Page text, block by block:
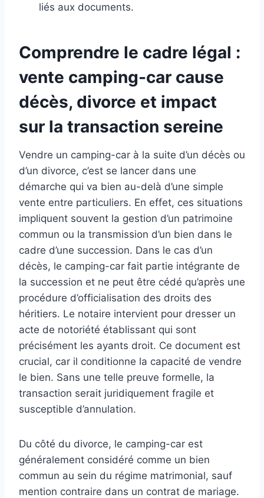
liés aux documents.
Comprendre le cadre légal :
vente camping-car cause
décès, divorce et impact
sur la transaction sereine
Vendre un camping-car à la suite d’un décès ou
d’un divorce, c’est se lancer dans une
démarche qui va bien au-delà d’une simple
vente entre particuliers. En effet, ces situations
impliquent souvent la gestion d’un patrimoine
commun ou la transmission d’un bien dans le
cadre d’une succession. Dans le cas d’un
décès, le camping-car fait partie intégrante de
la succession et ne peut être cédé qu’après une
procédure d’officialisation des droits des
héritiers. Le notaire intervient pour dresser un
acte de notoriété établissant qui sont
précisément les ayants droit. Ce document est
crucial, car il conditionne la capacité de vendre
le bien. Sans une telle preuve formelle, la
transaction serait juridiquement fragile et
susceptible d’annulation.
Du côté du divorce, le camping-car est
généralement considéré comme un bien
commun au sein du régime matrimonial, sauf
mention contraire dans un contrat de mariage.